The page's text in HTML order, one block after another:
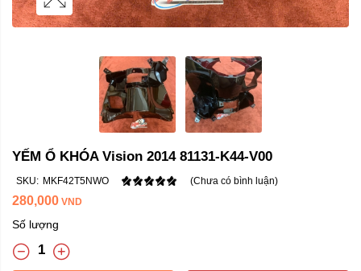
YẾM Ổ KHÓA Vision 2014 81131-K44-V00
SKU: MKF42T5NWO (Chưa có bình luận)
280,000 VND
Số lượng